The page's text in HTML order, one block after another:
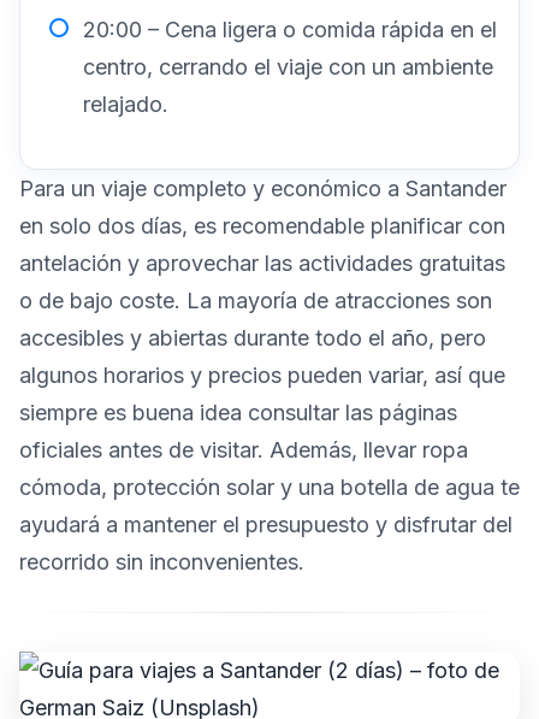
20:00 – Cena ligera o comida rápida en el
centro, cerrando el viaje con un ambiente
relajado.
Para un viaje completo y económico a Santander
en solo dos días, es recomendable planificar con
antelación y aprovechar las actividades gratuitas
o de bajo coste. La mayoría de atracciones son
accesibles y abiertas durante todo el año, pero
algunos horarios y precios pueden variar, así que
siempre es buena idea consultar las páginas
oficiales antes de visitar. Además, llevar ropa
cómoda, protección solar y una botella de agua te
ayudará a mantener el presupuesto y disfrutar del
recorrido sin inconvenientes.